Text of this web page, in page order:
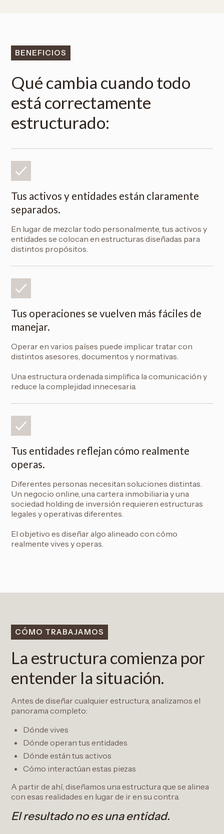
BENEFICIOS
Qué cambia cuando todo
está correctamente
estructurado:
Tus activos y entidades están claramente
separados.
En lugar de mezclar todo personalmente, tus activos y
entidades se colocan en estructuras diseñadas para
distintos propósitos.
Tus operaciones se vuelven más fáciles de
manejar.
Operar en varios países puede implicar tratar con
distintos asesores, documentos y normativas.
Una estructura ordenada simplifica la comunicación y
reduce la complejidad innecesaria.
Tus entidades reflejan cómo realmente
operas.
Diferentes personas necesitan soluciones distintas.
Un negocio online, una cartera inmobiliaria y una
sociedad holding de inversión requieren estructuras
legales y operativas diferentes.
El objetivo es diseñar algo alineado con cómo
realmente vives y operas.
CÓMO TRABAJAMOS
La estructura comienza por
entender la situación.
Antes de diseñar cualquier estructura, analizamos el
panorama completo:
Dónde vives
Dónde operan tus entidades
Dónde están tus activos
Cómo interactúan estas piezas
A partir de ahí, diseñamos una estructura que se alinea
con esas realidades en lugar de ir en su contra.
El resultado no es una entidad.